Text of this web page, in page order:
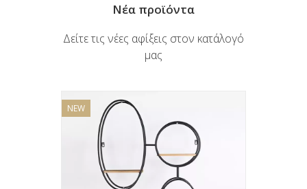
Νέα προϊόντα
Δείτε τις νέες αφίξεις στον κατάλογό
μας
NEW